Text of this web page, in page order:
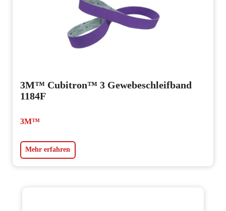
3M™ Cubitron™ 3 Gewebeschleifband
1184F
3M™
Mehr erfahren